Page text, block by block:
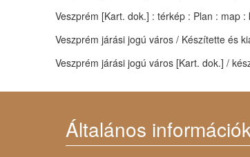
Veszprém [Kart. dok.] : térkép : Plan : map
Veszprém járási jogú város / Készítette és
Veszprém járási jogú város [Kart. dok.] /
Általános